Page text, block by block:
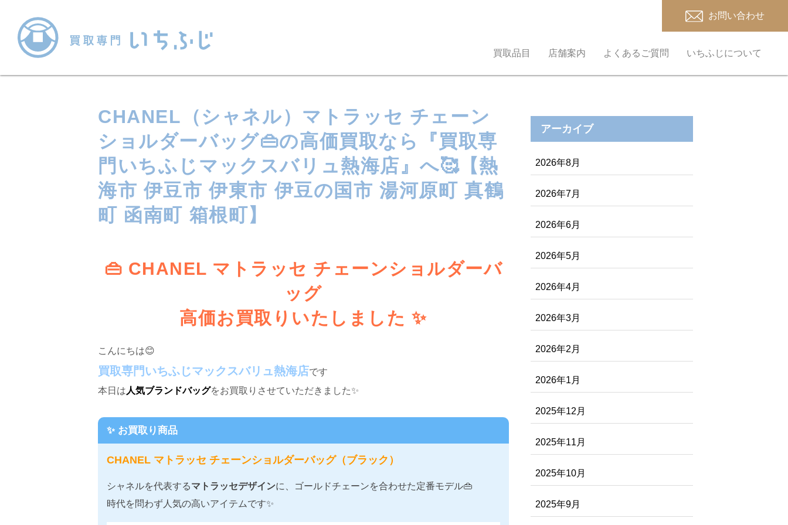
お問い合わせ
買取品目 店舗案内 よくあるご質問 いちふじについて
CHANEL（シャネル）マトラッセ チェーン
ショルダーバッグ👜の高価買取なら『買取専
門いちふじマックスバリュ熱海店』へ🥰【熱
海市 伊豆市 伊東市 伊豆の国市 湯河原町 真鶴
町 函南町 箱根町】
👜 CHANEL マトラッセ チェーンショルダーバ
ッグ
高価お買取りいたしました ✨
こんにちは😊
買取専門いちふじマックスバリュ熱海店です
本日は 人気ブランドバッグをお買取りさせていただきました✨
✨ お買取り商品
CHANEL マトラッセ チェーンショルダーバッグ（ブラック）
シャネルを代表するマトラッセデザインに、ゴールドチェーンを合わせた定番モデル👜
時代を問わず人気の高いアイテムです✨
アーカイブ
2026年8月
2026年7月
2026年6月
2026年5月
2026年4月
2026年3月
2026年2月
2026年1月
2025年12月
2025年11月
2025年10月
2025年9月